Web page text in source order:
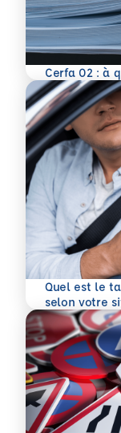
Cerfa 02 : à
En savoir plus
Quel est le
selon votre
En savoir plus